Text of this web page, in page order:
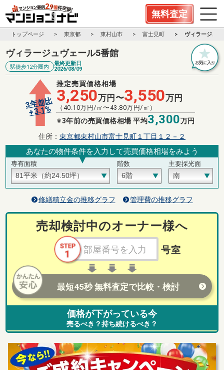
無料査定
トップページ 東京都 東村山市 富士見町 ヴィラージュ
ヴィラージュヴェール5番館
駅徒歩12分圏内
最終更新日
2026/08/09
3年前比
+3.1%
推定売買価格相場
3,250万円〜3,550万円
（ 40.10万円/㎡〜43.80万円/㎡）
※3年前の売買価格相場 平均3,300万円
住所： 東京都東村山市富士見町１丁目１２－２
あなたの物件条件を入力して売買価格相場をみよう
専有面積 階数 主要採光面
修繕積立金の推移グラフ 管理費の推移グラフ
売却検討中のオーナー様へ
号室
最短45秒 無料査定で比較・検討
価格が下がっている今
売るべき？持ち続けるべき？